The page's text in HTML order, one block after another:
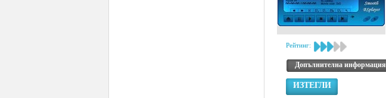
Рейтинг:
Допълнителна информация
ИЗТЕГЛИ